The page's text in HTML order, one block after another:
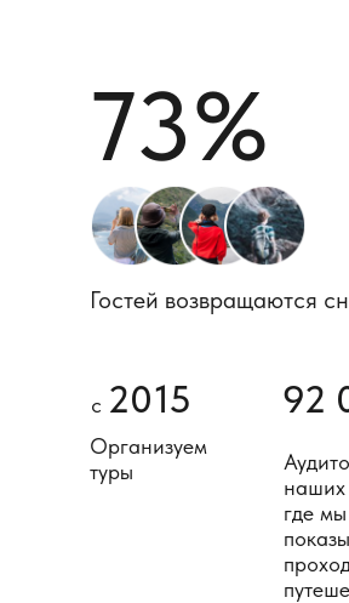
73%
Гостей возвращаются
наших
где
92
Организуем
туры
с 2015